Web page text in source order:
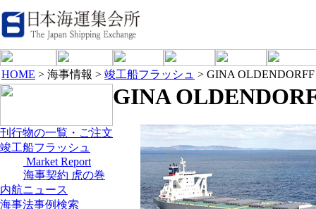
HOME > 海事情報 > 竣工船フラッシュ > GINA OLDENDORFF
刊行物の一覧・ご注文
竣工船フラッシュ
Market Report
海事契約 虎の巻
内航ニュース
海事法事例検索
GINA